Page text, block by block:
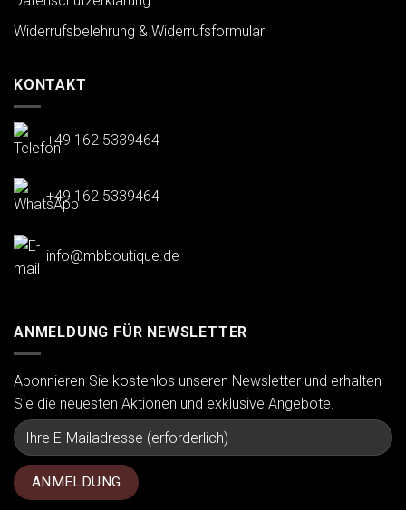
Widerrufsbelehrung & Widerrufsformular
KONTAKT
+49 162 5339464
+49 162 5339464
info@mbboutique.de
ANMELDUNG FÜR NEWSLETTER
Abonnieren Sie kostenlos unseren Newsletter und erhalten
Sie die neuesten Aktionen und exklusive Angebote.